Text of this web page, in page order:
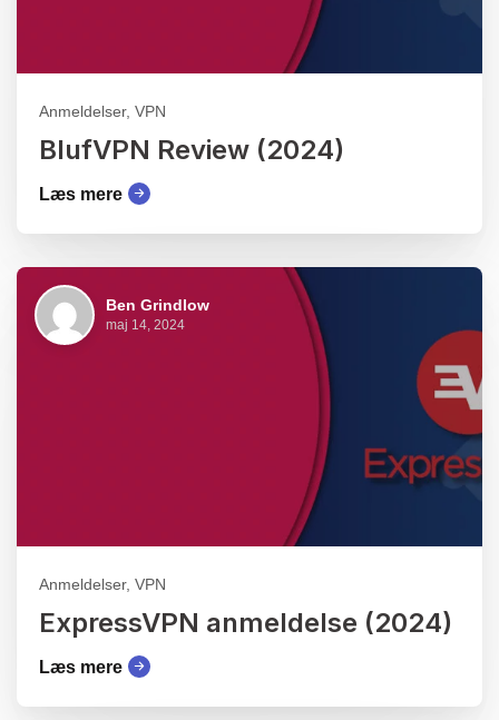
Anmeldelser, VPN
BlufVPN Review (2024)
Læs mere
Ben Grindlow
maj 14, 2024
Anmeldelser, VPN
ExpressVPN anmeldelse (2024)
Læs mere